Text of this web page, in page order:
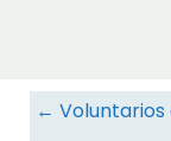
← Voluntarios